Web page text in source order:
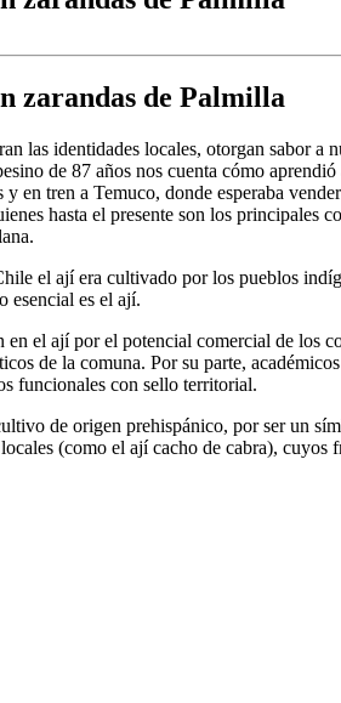
zarandas de Palmilla
las identidades locales, otorgan sabor a
de 87 años nos cuenta cómo
en tren a Temuco, donde esperaba
hasta el presente son los principales
el ají era cultivado por los pueblos
esencial es el ají.
el ají por el potencial comercial de los
de la comuna. Por su parte,
funcionales con sello territorial.
de origen prehispánico, por ser un
(como el ají cacho de cabra), cuyos